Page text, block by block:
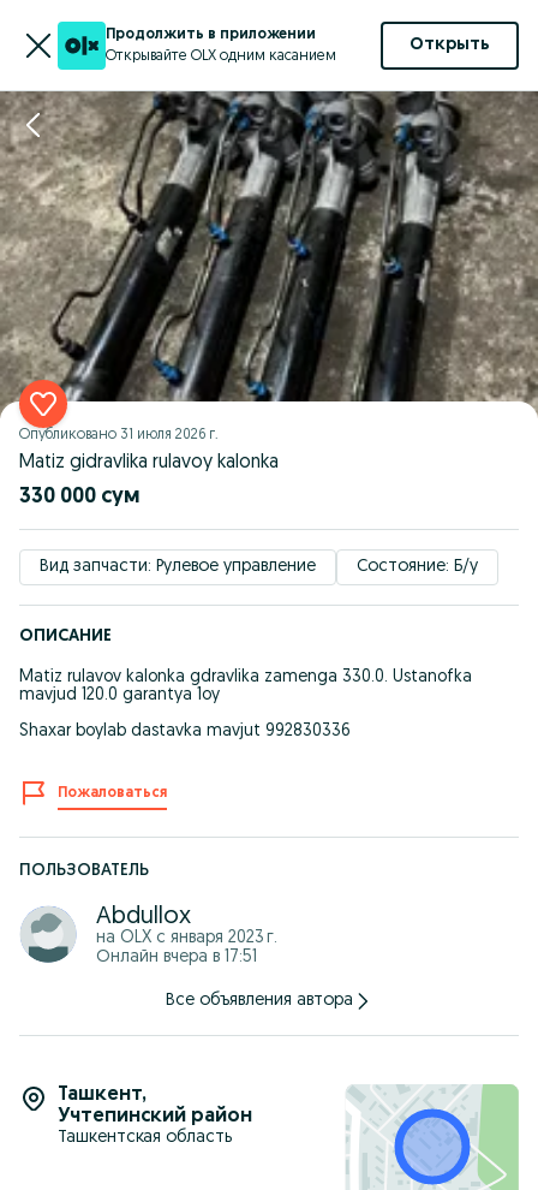
Продолжить в приложении
Открывайте OLX одним касанием
Открыть
Опубликовано 31 июля 2026 г.
Matiz gidravlika rulavoy kalonka
330 000 сум
Вид запчасти: Рулевое управление Состояние: Б/у
ОПИСАНИЕ
Matiz rulavov kalonka gdravlika zamenga 330.0. Ustanofka
mavjud 120.0 garantya 1oy
Shaxar boylab dastavka mavjut 992830336
Пожаловаться
ПОЛЬЗОВАТЕЛЬ
Abdullox
на OLX с января 2023 г.
Онлайн вчера в 17:51
Все объявления автора
Ташкент,
Учтепинский район
Ташкентская область